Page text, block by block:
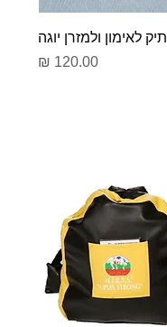
תיק לאימון ולמזרן יוגה
מחיר